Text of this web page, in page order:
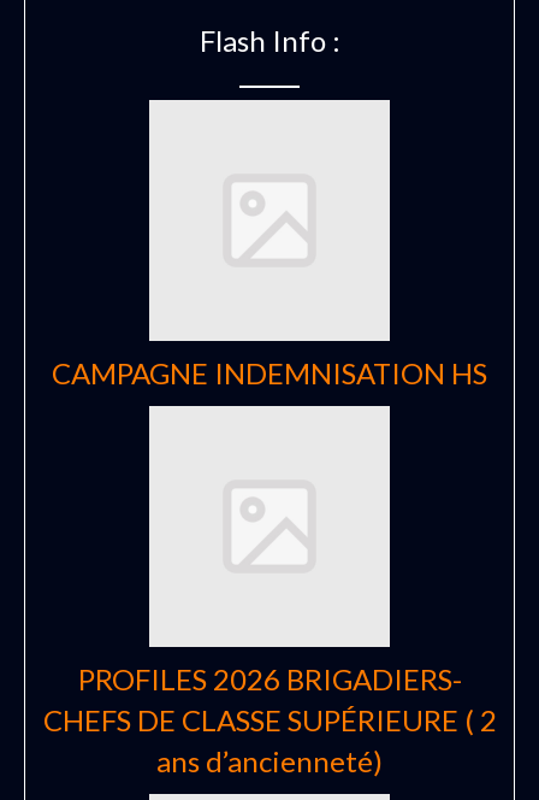
Flash Info :
CAMPAGNE INDEMNISATION HS
PROFILES 2026 BRIGADIERS-
CHEFS DE CLASSE SUPÉRIEURE ( 2
ans d’ancienneté)